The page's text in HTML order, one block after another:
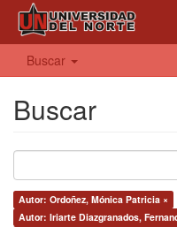
Buscar
Buscar
Autor: Ordoñez, Mónica Patricia ×
Autor: Iriarte Diazgranados,